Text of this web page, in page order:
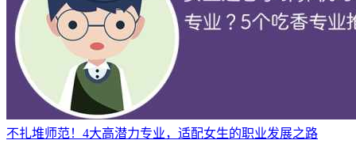
年高强度加班；口腔、临床医学学制长、课业压力极大，后期
值班辛苦；法学考证、考公竞争百里挑一；金融岗位门槛高，
名校、学历内卷严重。仪器专业刚好避开所有短板，天然契合
女生特质。
不扎堆师范！4大高潜力专业，适配女生的职业发展之路